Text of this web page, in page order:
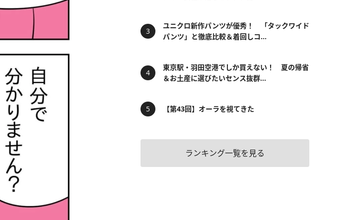
ユニクロ新作パンツが優秀！ 「タックワイド
パンツ」と徹底比較＆着回しコ...
東京駅・羽田空港でしか買えない！ 夏の帰省
＆お土産に選びたいセンス抜群...
【第43回】オーラを視てきた
ランキング一覧を見る